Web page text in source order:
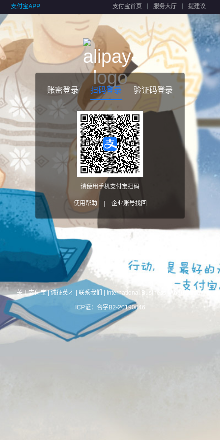
支付宝APP 支付宝首页 服务大厅 提建议
账密登录 扫码登录 验证码登录
请使用手机支付宝扫码
使用帮助 企业账号找回
关于支付宝|诚征英才 联系我们 International Business About Alipay
ICP证：合字B2-20190046